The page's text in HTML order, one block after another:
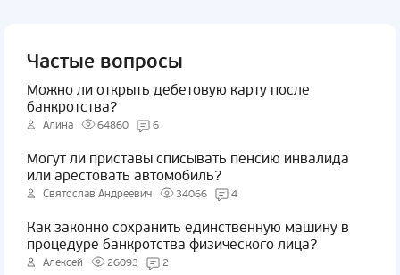
Частые вопросы
Можно ли открыть дебетовую карту после
банкротства?
Алина 64860 6
Могут ли приставы списывать пенсию инвалида
или арестовать автомобиль?
Святослав Андреевич 34066 4
Как законно сохранить единственную машину в
процедуре банкротства физического лица?
Алексей 26093 2